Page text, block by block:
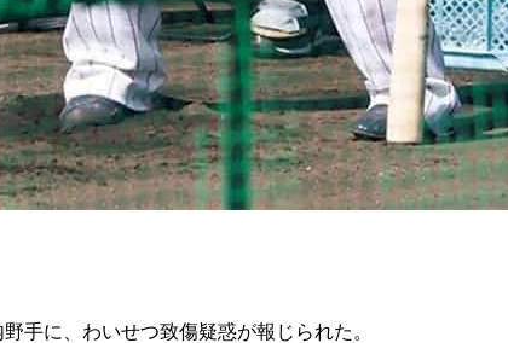
手に、わいせつ致傷疑惑が報じられた。